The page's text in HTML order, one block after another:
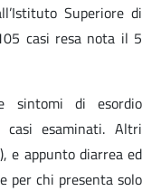
Superiore di
casi resa nota il 5
sintomi di esordio
casi esaminati. Altri
e appunto diarrea ed
per chi presenta solo